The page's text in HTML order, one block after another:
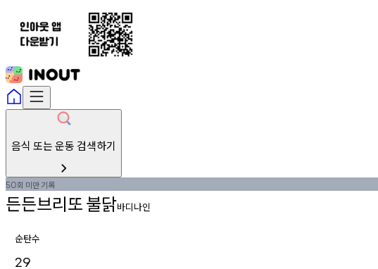
음식 또는 운동 검색하기
50회 미만기록
든든브리또불닭바디나인
순탄수
29